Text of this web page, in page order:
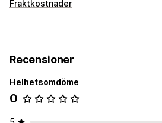
Fraktkostnader
Recensioner
Helhetsomdöme
0